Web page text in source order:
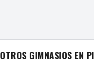
OTROS GIMNASIOS EN